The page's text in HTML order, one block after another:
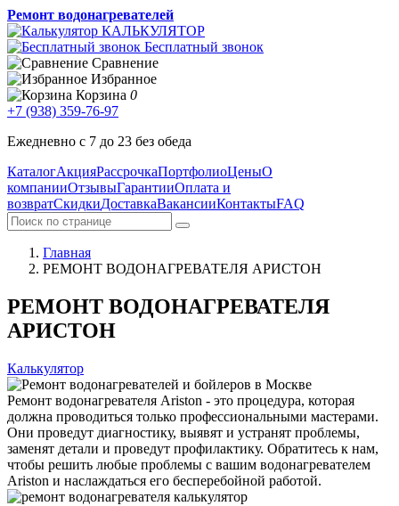
Ремонт водонагревателей
КАЛЬКУЛЯТОР
Бесплатный звонок
Сравнение
Избранное
Корзина 0
+7 (938) 359-76-97
Ежедневно с 7 до 23 без обеда
КаталогАкцияРассрочкаПортфолиоЦеныО
компанииОтзывыГарантииОплата и
возвратСкидкиДоставкаВакансииКонтактыFAQ
Главная
РЕМОНТ ВОДОНАГРЕВАТЕЛЯ АРИСТОН
РЕМОНТ ВОДОНАГРЕВАТЕЛЯ
АРИСТОН
Калькулятор
Ремонт водонагревателя Ariston - это процедура, которая
должна проводиться только профессиональными мастерами.
Они проведут диагностику, выявят и устранят проблемы,
заменят детали и проведут профилактику. Обратитесь к нам,
чтобы решить любые проблемы с вашим водонагревателем
Ariston и наслаждаться его бесперебойной работой.